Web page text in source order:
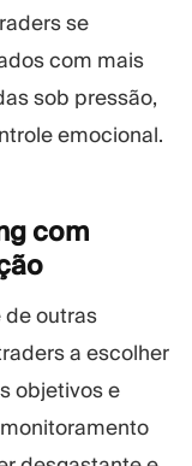
se
com mais
sob pressão,
emocional.
com
de outras
a escolher
objetivos e